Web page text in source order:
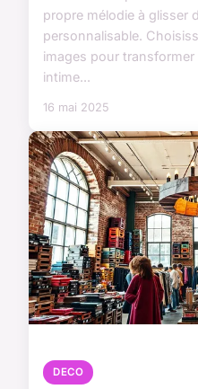
propre mélodie à glisser
personnalisable.
images pour
intime...
16 mai 2025
DECO